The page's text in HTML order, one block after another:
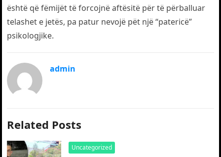
është që fëmijët të forcojnë aftësitë për të përballuar
telashet e jetës, pa patur nevojë pët një “patericë”
psikologjike.
admin
Related Posts
Uncategorized